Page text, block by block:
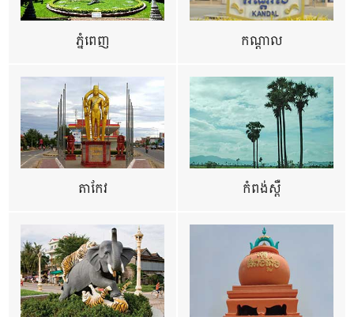
ភ្នំពេញ កណ្តាល
តាកែវ កំពង់ស្ពឺ